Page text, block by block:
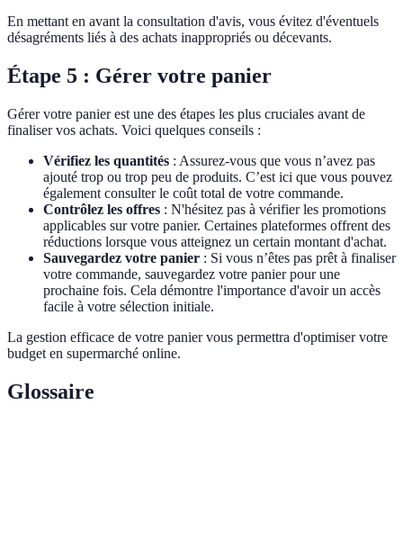
En mettant en avant la consultation d'avis, vous évitez d'éventuels
désagréments liés à des achats inappropriés ou décevants.
Étape 5 : Gérer votre panier
Gérer votre panier est une des étapes les plus cruciales avant de
finaliser vos achats. Voici quelques conseils :
Vérifiez les quantités : Assurez-vous que vous n’avez pas
ajouté trop ou trop peu de produits. C’est ici que vous pouvez
également consulter le coût total de votre commande.
Contrôlez les offres : N'hésitez pas à vérifier les promotions
applicables sur votre panier. Certaines plateformes offrent des
réductions lorsque vous atteignez un certain montant d'achat.
Sauvegardez votre panier : Si vous n’êtes pas prêt à finaliser
votre commande, sauvegardez votre panier pour une
prochaine fois. Cela démontre l'importance d'avoir un accès
facile à votre sélection initiale.
La gestion efficace de votre panier vous permettra d'optimiser votre
budget en supermarché online.
Glossaire